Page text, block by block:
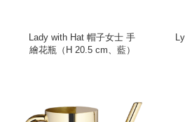
Lady with Hat 帽子女士 手
繪花瓶（H 20.5 cm、藍）